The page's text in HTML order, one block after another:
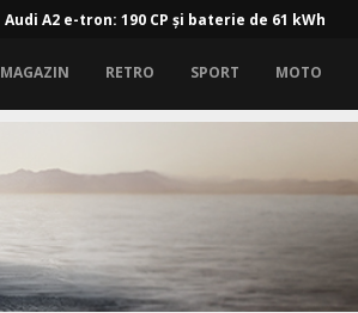
Audi A2 e-tron: 190 CP și baterie de 61 kWh
MAGAZIN RETRO SPORT MOTO